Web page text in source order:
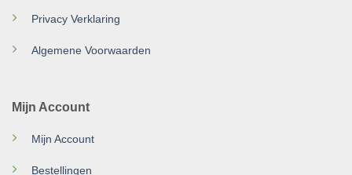
Privacy Verklaring
Algemene Voorwaarden
Mijn Account
Mijn Account
Bestellingen